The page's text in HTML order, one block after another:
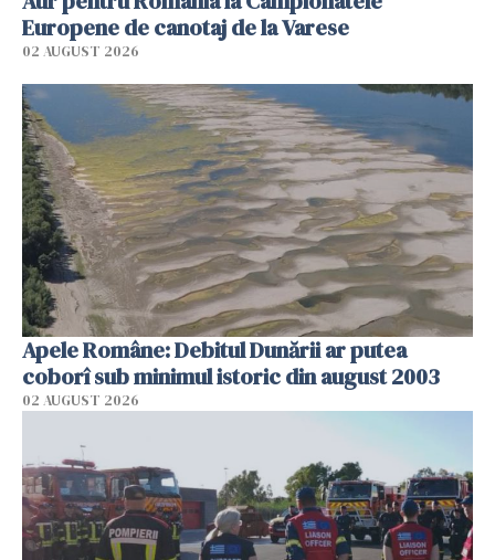
Europene de canotaj de la Varese
02 AUGUST 2026
Apele Române: Debitul Dunării ar putea
coborî sub minimul istoric din august 2003
02 AUGUST 2026